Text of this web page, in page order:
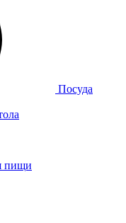
Посуда
пищи